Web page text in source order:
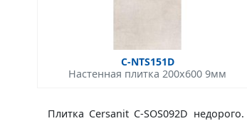
C-NTS151D
Настенная плитка 200x600 9мм
Плитка Cersanit C-SOS092D